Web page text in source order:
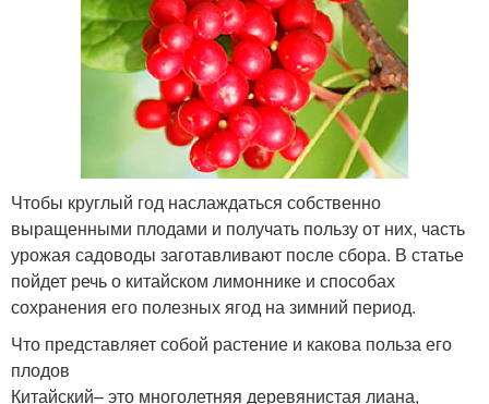
Чтобы круглый год наслаждаться собственно
выращенными плодами и получать пользу от них, часть
урожая садоводы заготавливают после сбора. В статье
пойдет речь о китайском лимоннике и способах
сохранения его полезных ягод на зимний период.
Что представляет собой растение и какова польза его
плодов
Китайский– это многолетняя деревянистая лиана,